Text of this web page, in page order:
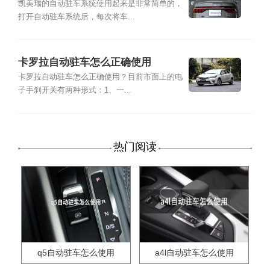
凯美瑞的自动驻车系统使用起来是非常简单的，
打开自动驻车系统后，每次将车...
卡罗拉自动驻车怎么正确使用
卡罗拉自动驻车怎么正确使用？目前市面上的电
子手刹开关有两种形式：1、一...
热门阅读
q5自动驻车怎么使用 a4l自动驻车怎么使用